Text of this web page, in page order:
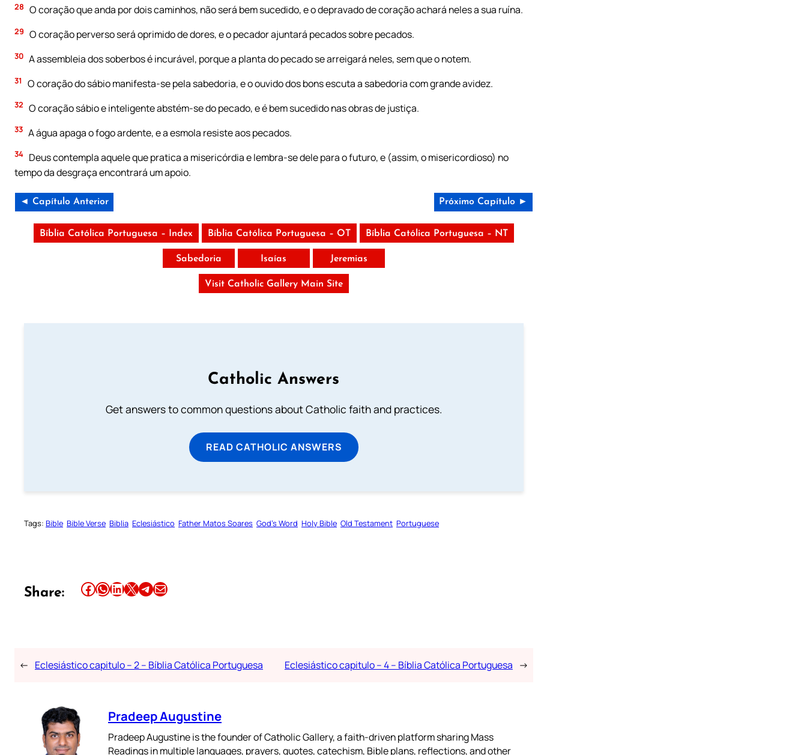
28 O coração que anda por dois caminhos, não será bem sucedido, e o depravado de coração achará neles a sua ruína.
29 O coração perverso será oprimido de dores, e o pecador ajuntará pecados sobre pecados.
30 A assembleia dos soberbos é incurável, porque a planta do pecado se arreigará neles, sem que o notem.
31 O coração do sábio manifesta-se pela sabedoria, e o ouvido dos bons escuta a sabedoria com grande avidez.
32 O coração sábio e inteligente abstém-se do pecado, e é bem sucedido nas obras de justiça.
33 A água apaga o fogo ardente, e a esmola resiste aos pecados.
34 Deus contempla aquele que pratica a misericórdia e lembra-se dele para o futuro, e (assim, o misericordioso) no
tempo da desgraça encontrará um apoio.
◄ Capítulo Anterior Próximo Capítulo ►
Bíblia Católica Portuguesa – Index Bíblia Católica Portuguesa – OT Bíblia Católica Portuguesa – NT
Sabedoria Isaías Jeremias
Visit Catholic Gallery Main Site
Catholic Answers
Get answers to common questions about Catholic faith and practices.
READ CATHOLIC ANSWERS
Tags: Bible Bible Verse Biblia Eclesiástico Father Matos Soares God’s Word Holy Bible Old Testament Portuguese
Share: Share this article on Facebook Share this article on WhatsApp Share this article on LinkedIn Share this article on X Share this article on TelegramEmail this Article
← Eclesiástico capitulo – 2 – Bíblia Católica Portuguesa Eclesiástico capitulo – 4 – Bíblia Católica Portuguesa →
Pradeep Augustine
Pradeep Augustine is the founder of Catholic Gallery, a faith-driven platform sharing Mass
Readings in multiple languages, prayers, quotes, catechism, Bible plans, reflections, and other